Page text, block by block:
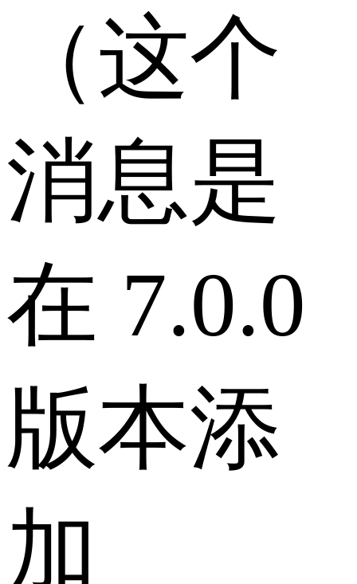
（这个
消息是
在 7.0.0
版本添
加